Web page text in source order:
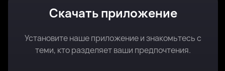
Скачать приложение
Установите наше приложение и знакомьтесь с
теми, кто разделяет ваши предпочтения.